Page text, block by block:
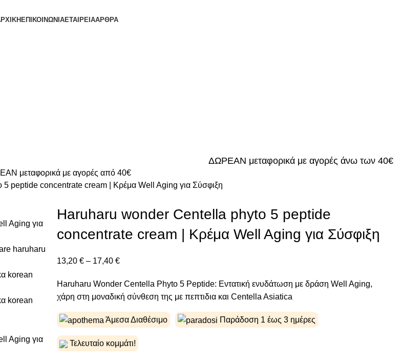
ΕΠΙΚΟΙΝΩΝΙΑΕΤΑΙΡΕΙΑΑΡΘΡΑ
ΔΩΡΕΑΝ μεταφορικά με αγορές άνω των 40€
μεταφορικά με αγορές από 40€
peptide concentrate cream | Κρέμα Well Aging για Σύσφιξη
Haruharu wonder Centella phyto 5 peptide
concentrate cream | Κρέμα Well Aging για Σύσφιξη
13,20 € – 17,40 €
Haruharu Wonder Centella Phyto 5 Peptide: Εντατική ενυδάτωση με δράση Well Aging,
χάρη στη μοναδική σύνθεση της με πεπτιδια και Centella Asiatica
Άμεσα Διαθέσιμο Παράδοση 1 έως 3 ημέρες
Τελευταίο κομμάτι!